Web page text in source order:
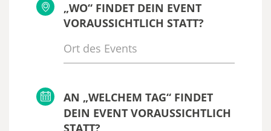
„WO“ FINDET DEIN EVENT
VORAUSSICHTLICH STATT?
AN „WELCHEM TAG“ FINDET
DEIN EVENT VORAUSSICHTLICH
STATT?